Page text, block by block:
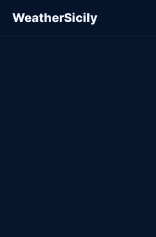
WeatherSicily